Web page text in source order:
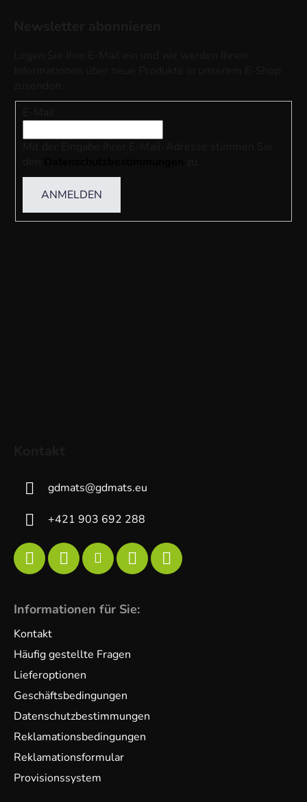
ANMELDEN
gdmats@gdmats.eu
+421 903 692 288
Informationen für Sie:
Kontakt
Häufig gestellte Fragen
Lieferoptionen
Geschäftsbedingungen
Datenschutzbestimmungen
Reklamationsbedingungen
Reklamationsformular
Provisionssystem